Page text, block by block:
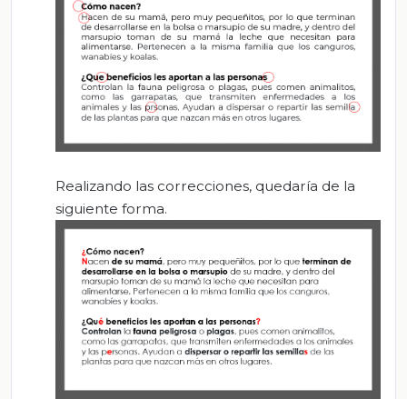
Realizando las correcciones, quedaría de la
siguiente forma.